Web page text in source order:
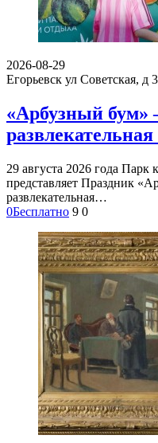
2026-08-29
Егорьевск ул Советская, д
«Арбузный бум»
29 августа 2026 года Парк
представляет Праздник
развлекательная…
0Бесплатно 9 0